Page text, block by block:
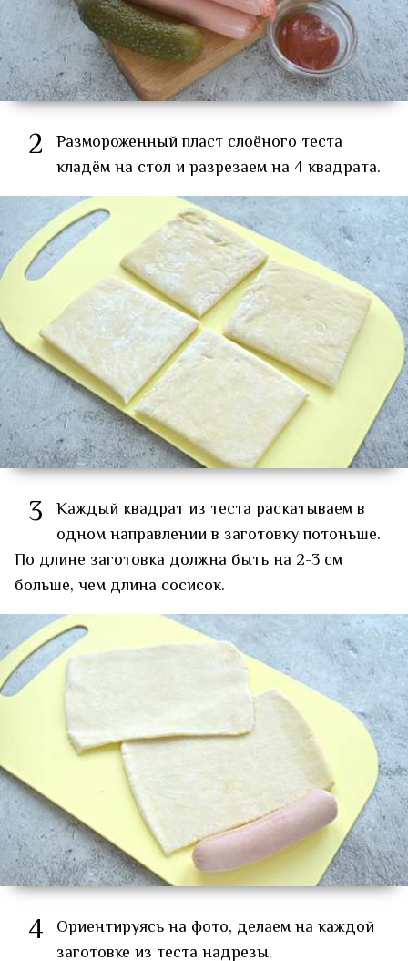
2 Размороженный пласт слоёного теста
кладём на стол и разрезаем на 4 квадрата.
3 Каждый квадрат из теста раскатываем в
одном направлении в заготовку потоньше.
По длине заготовка должна быть на 2-3 см
больше, чем длина сосисок.
4 Ориентируясь на фото, делаем на каждой
заготовке из теста надрезы.